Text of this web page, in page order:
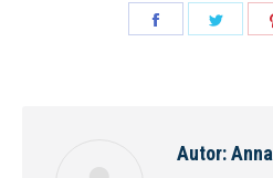
Autor: